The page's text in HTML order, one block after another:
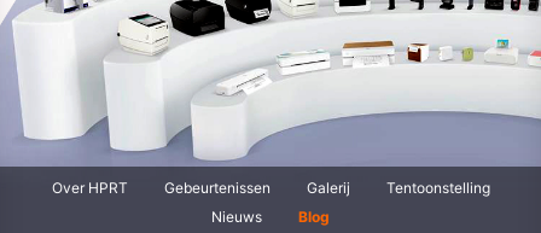
Over HPRT Gebeurtenissen Galerij
Tentoonstelling
Nieuws
Blog